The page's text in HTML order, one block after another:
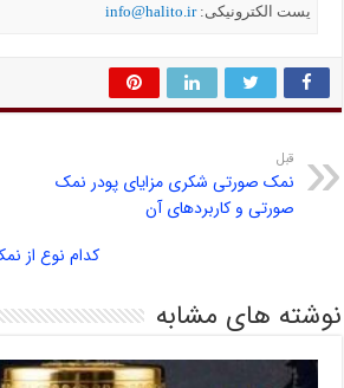
یست الکترونیکی:info@halito.ir
قبل
نمک صورتی شکری مزایای پودر نمک
صورتی و کاربردهای آن
کدام نوع از
نوشته های مشابه